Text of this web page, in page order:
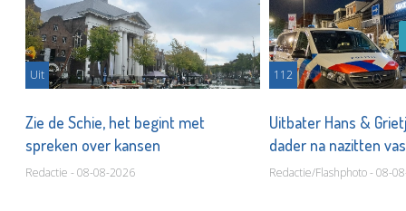
Uit
Zie de Schie, het begint met
spreken over kansen
Redactie - 08-08-2026
112
Uitbater Hans &
dader na nazitten
Redactie/Flashphoto - 08-